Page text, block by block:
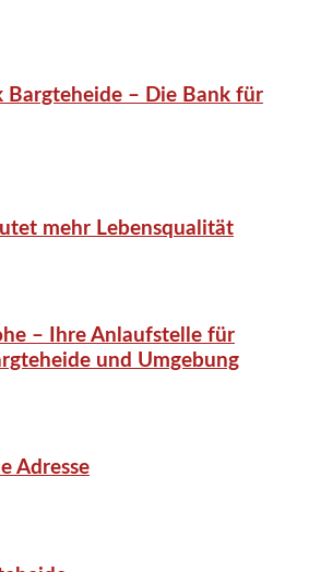
Bargteheide – Die Bank für
mehr Lebensqualität
– Ihre Anlaufstelle für
und Umgebung
Adresse